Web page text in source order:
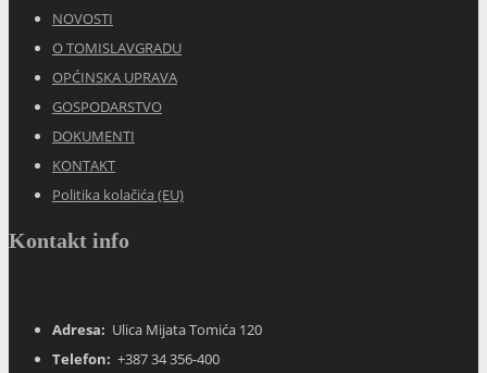
NOVOSTI
O TOMISLAVGRADU
OPĆINSKA UPRAVA
GOSPODARSTVO
DOKUMENTI
KONTAKT
Politika kolačića (EU)
Kontakt info
Adresa: Ulica Mijata Tomića 120
Telefon: +387 34 356-400